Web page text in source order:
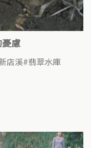
憂慮
店溪 翡翠水庫